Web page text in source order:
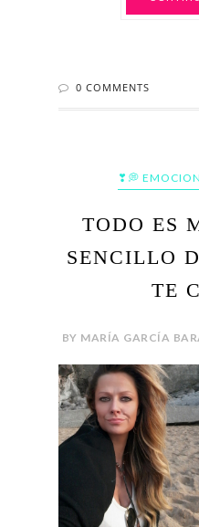
0 COMMENTS
❣💭
TODO ES
SENCILLO
TE
BY MARÍA GARCÍA